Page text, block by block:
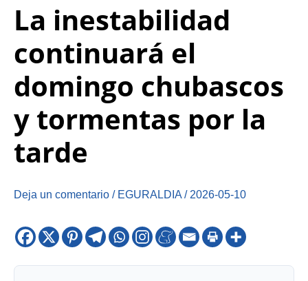
La inestabilidad
continuará el
domingo chubascos
y tormentas por la
tarde
Deja un comentario / EGURALDIA / 2026-05-10